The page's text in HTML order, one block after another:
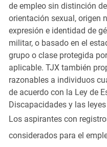
de empleo sin distinción
orientación sexual, origen
expresión e identidad de
militar, o basado en el
grupo o clase protegida
aplicable. TJX también
razonables a individuos
de acuerdo con la Ley de
Discapacidades y las
Los aspirantes con
considerados para el